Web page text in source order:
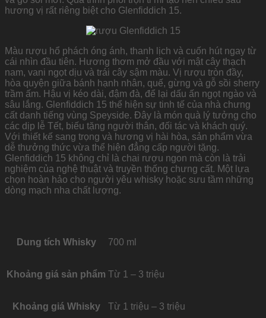
hương vị rất riêng biệt cho Glenfiddich 15.
Màu rượu hổ phách óng ánh, thanh lịch và cuốn hút ngay từ
cái nhìn đầu tiên. Hương thơm mở đầu với mật cây thạch
nam, vani ngọt dịu và trái cây sậm màu. Vị rượu tròn đầy,
hòa quyện giữa bánh hạnh nhân, quế, gừng và gỗ sồi sherry
trầm ấm. Hậu vị kéo dài, đậm đà, để lại dấu ấn ngọt ngào và
sâu lắng. Glenfiddich 15 thể hiện sự tinh tế của nhà chưng
cất danh tiếng vùng Speyside. Đây là món quà lý tưởng cho
các dịp lễ Tết, biếu tặng người thân, đối tác và khách quý.
Với thiết kế sang trọng và hương vị hài hòa, sản phẩm vừa
dễ thưởng thức vừa thể hiện đẳng cấp người tặng.
Glenfiddich 15 không chỉ là chai rượu ngon mà còn là trải
nghiệm của nghệ thuật và truyền thống chưng cất. Một lựa
chọn hoàn hảo cho người yêu whisky hoặc sưu tầm những
dòng mạch nha chất lượng.
Dung tích Whisky 700 ml
Khoảng giá sản phẩm Từ 1 – 3 triệu
Khoảng giá Whisky Từ 1 triệu – 3 triệu